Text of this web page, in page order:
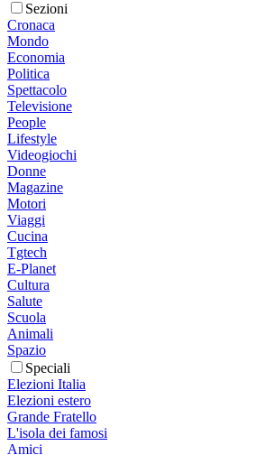
Sezioni
Cronaca
Mondo
Economia
Politica
Spettacolo
Televisione
People
Lifestyle
Videogiochi
Donne
Magazine
Motori
Viaggi
Cucina
Tgtech
E-Planet
Cultura
Salute
Scuola
Animali
Spazio
Speciali
Elezioni Italia
Elezioni estero
Grande Fratello
L'isola dei famosi
Amici